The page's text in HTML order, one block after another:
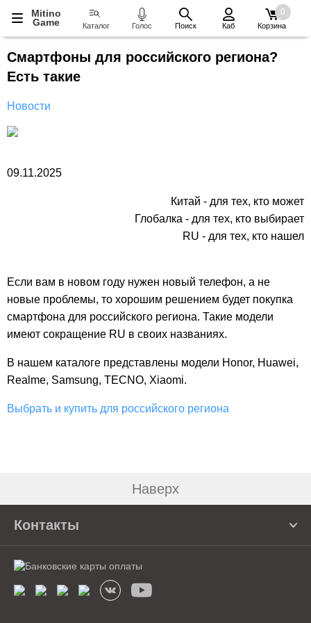
Mitino
Game
Каталог Голос Поиск Каб
0
Корзина
Cмартфоны для российского региона?
Есть такие
Новости
09.11.2025
Китай - для тех, кто может
Глобалка - для тех, кто выбирает
RU - для тех, кто нашел
Если вам в новом году нужен новый телефон, а не
новые проблемы, то хорошим решением будет покупка
смартфона для российского региона. Такие модели
имеют сокращение RU в своих названиях.
В нашем каталоге представлены модели Honor, Huawei,
Realme, Samsung, TECNO, Xiaomi.
Выбрать и купить для российского региона
Наверх
Контакты